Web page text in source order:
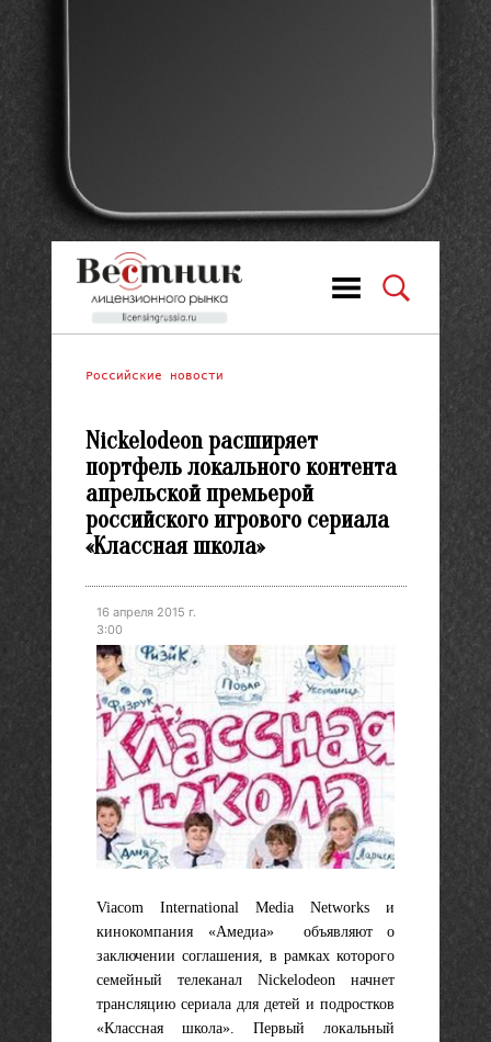
Российские новости
Nickelodeon расширяет
портфель локального контента
апрельской премьерой
российского игрового сериала
«Классная школа»
16 апреля 2015 г.
3:00
Viacom International Media Networks и
кинокомпания «Амедиа» объявляют о
заключении соглашения, в рамках которого
семейный телеканал Nickelodeon начнет
трансляцию сериала для детей и подростков
«Классная школа». Первый локальный